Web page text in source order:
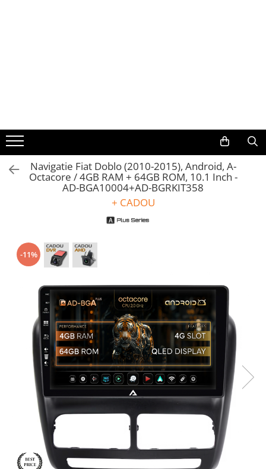
Volkswagen
Audi
Skoda
Hyundai
Navigatie Fiat Doblo (2010-2015), Android, A-
Octacore / 4GB RAM + 64GB ROM, 10.1 Inch -
AD-BGA10004+AD-BGRKIT358
+ CADOU
-11%